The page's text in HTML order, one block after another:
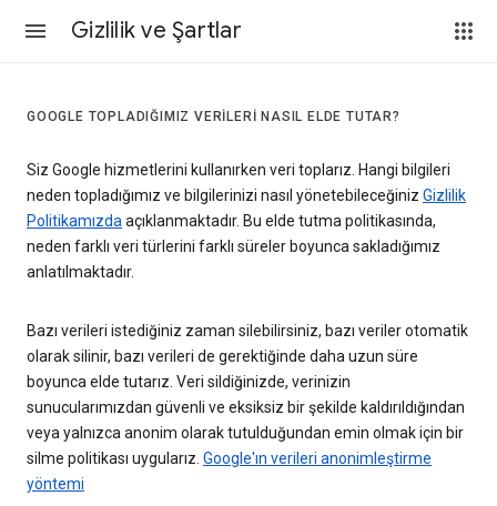
Gizlilik ve Şartlar
GOOGLE TOPLADIĞIMIZ VERILERI NASIL ELDE TUTAR?
Siz Google hizmetlerini kullanırken veri toplarız. Hangi bilgileri
neden topladığımız ve bilgilerinizi nasıl yönetebileceğiniz Gizlilik
Politikamızdaaçıklanmaktadır. Bu elde tutma politikasında,
neden farklı veri türlerini farklı süreler boyunca sakladığımız
anlatılmaktadır.
Bazı verileri istediğiniz zaman silebilirsiniz, bazı veriler otomatik
olarak silinir, bazı verileri de gerektiğinde daha uzun süre
boyunca elde tutarız. Veri sildiğinizde, verinizin
sunucularımızdan güvenli ve eksiksiz bir şekilde kaldırıldığından
veya yalnızca anonim olarak tutulduğundan emin olmak için bir
silme politikası uygularız. Google'ın verileri anonimleştirme
yöntemi